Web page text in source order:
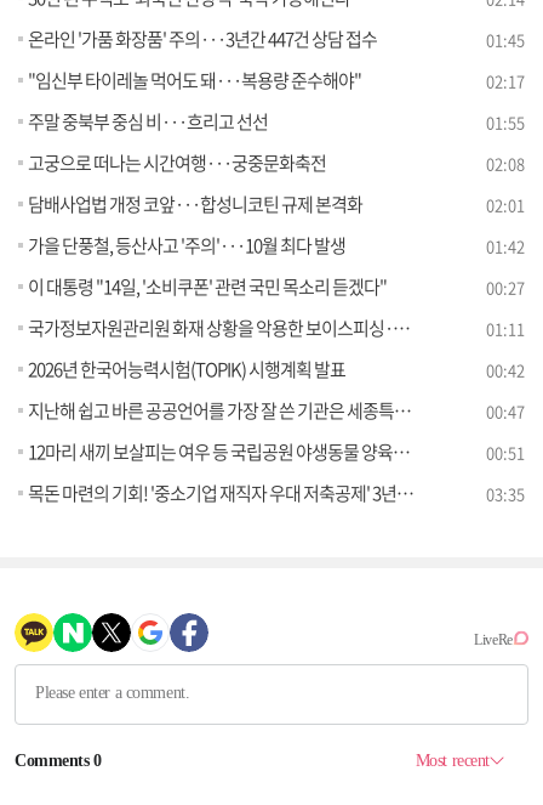
온라인 '가품 화장품' 주의···3년간 447건 상담 접수 01:45
"임신부 타이레놀 먹어도 돼···복용량 준수해야" 02:17
주말 중북부 중심 비···흐리고 선선 01:55
고궁으로 떠나는 시간여행···궁중문화축전 02:08
담배사업법 개정 코앞···합성니코틴 규제 본격화 02:01
가을 단풍철, 등산사고 '주의'···10월 최다 발생 01:42
이 대통령 "14일, '소비쿠폰' 관련 국민 목소리 듣겠다" 00:27
국가정보자원관리원 화재 상황을 악용한 보이스피싱·스미싱 주의 01:11
2026년 한국어능력시험(TOPIK) 시행계획 발표 00:42
지난해 쉽고 바른 공공언어를 가장 잘 쓴 기관은 세종특별자치시교육청·㈜공영홈쇼핑 00:47
12마리 새끼 보살피는 여우 등 국립공원 야생동물 양육장면 포착 00:51
목돈 마련의 기회! '중소기업 재직자 우대 저축공제' 3년형 출시 [클릭K+] 03:35